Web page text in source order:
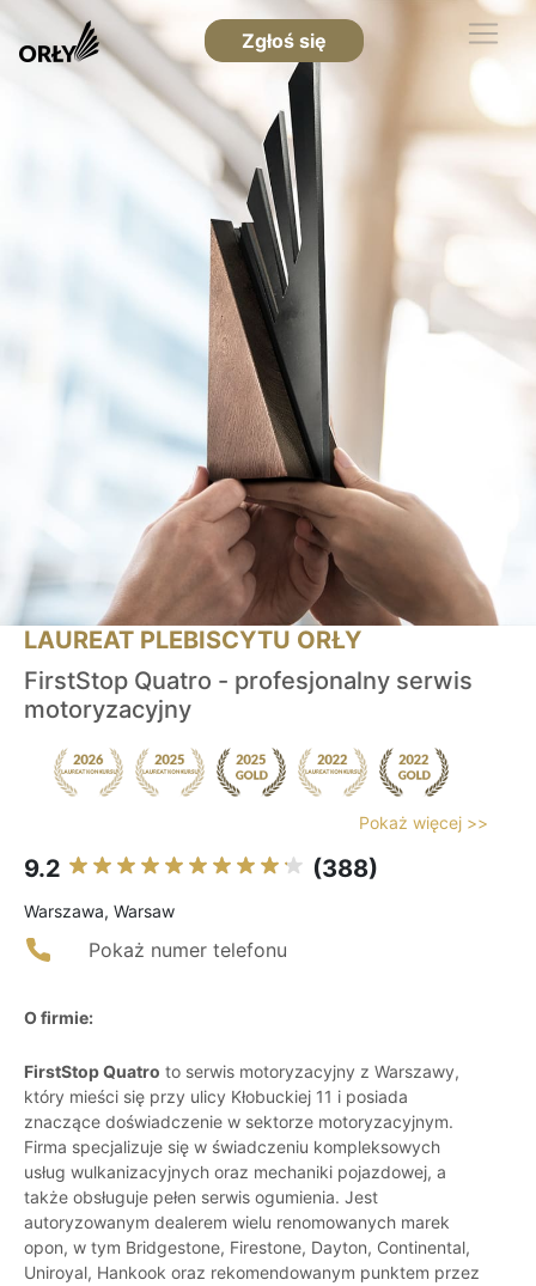
Zgłoś się
LAUREAT PLEBISCYTU ORŁY
FirstStop Quatro - profesjonalny serwis
motoryzacyjny
Pokaż więcej >>
9.2 (388)
Warszawa, Warsaw
Pokaż numer telefonu
O firmie:
FirstStop Quatro to serwis motoryzacyjny z Warszawy,
który mieści się przy ulicy Kłobuckiej 11 i posiada
znaczące doświadczenie w sektorze motoryzacyjnym.
Firma specjalizuje się w świadczeniu kompleksowych
usług wulkanizacyjnych oraz mechaniki pojazdowej, a
także obsługuje pełen serwis ogumienia. Jest
autoryzowanym dealerem wielu renomowanych marek
opon, w tym Bridgestone, Firestone, Dayton, Continental,
Uniroyal, Hankook oraz rekomendowanym punktem przez